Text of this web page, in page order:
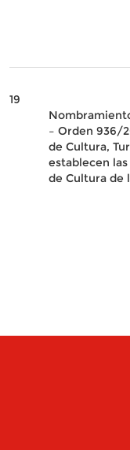
19
– Orden 936/
de Cultura,
establecen
de Cultura de